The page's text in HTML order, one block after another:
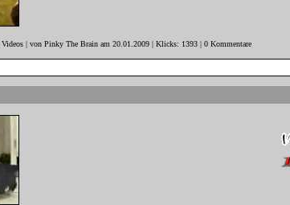
Videos | von Pinky The Brain am 20.01.2009 | Klicks: 1393 | 0 Kommentare